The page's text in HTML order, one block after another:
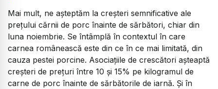
Mai mult, ne așteptăm la creșteri semnificative ale
prețului cărnii de porc înainte de sărbători, chiar din
luna noiembrie. Se întâmplă în contextul în care
carnea românească este din ce în ce mai limitată, din
cauza pestei porcine. Asociațiile de crescători așteaptă
creşteri de preţuri între 10 şi 15% pe kilogramul de
carne de porc înainte de sărbătorile de iarnă. Și în